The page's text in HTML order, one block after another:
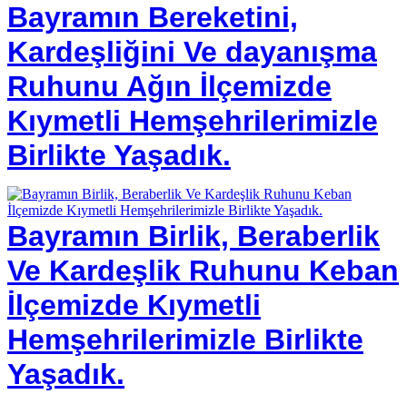
Bayramın Bereketini,
Kardeşliğini Ve dayanışma
Ruhunu Ağın İlçemizde
Kıymetli Hemşehrilerimizle
Birlikte Yaşadık.
Bayramın Birlik, Beraberlik
Ve Kardeşlik Ruhunu Keban
İlçemizde Kıymetli
Hemşehrilerimizle Birlikte
Yaşadık.